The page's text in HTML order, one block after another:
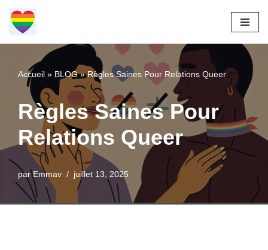
Aller
au
contenu
Accueil » BLOG»Règles Saines Pour Relations Queer
Règles Saines Pour
Relations Queer
parEmmav juillet 13, 2025